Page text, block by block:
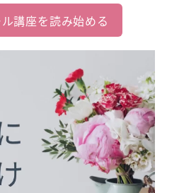
講座を読み始める